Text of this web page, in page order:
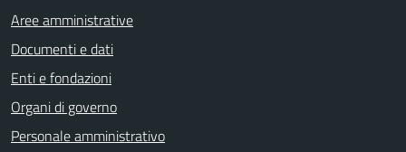
Aree amministrative
Documenti e dati
Enti e fondazioni
Organi di governo
Personale amministrativo